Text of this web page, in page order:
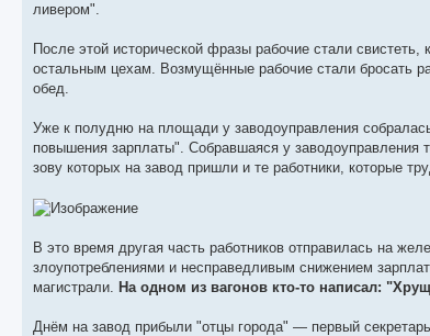
ливером".
После этой исторической фразы рабочие стали
остальным цехам. Возмущённые рабочие стали бросать
обед.
Уже к полудню на площади у заводоуправления
повышения зарплаты". Собравшаяся у заводоуправления
зову которых на завод пришли и те работники, которые
В это время другая часть работников отправилась на
злоупотреблениями и несправедливым снижением
магистрали. На одном из вагонов кто-то написал:
Днём на завод прибыли "отцы города" — первый